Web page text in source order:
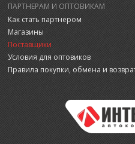
ПАРТНЕРАМ И ОПТОВИКАМ
Как стать партнером
Магазины
Поставщики
Условия для оптовиков
Правила покупки, обмена и